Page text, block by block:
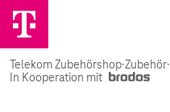
Telekom Zubehörshop·Zubehör·
In Kooperation mit